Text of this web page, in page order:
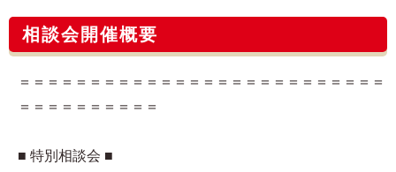
相談会開催概要
＝＝＝＝＝＝＝＝＝＝＝＝＝＝＝＝＝＝＝＝＝＝＝＝＝＝
＝＝＝＝＝＝＝＝＝＝
■ 特別相談会 ■